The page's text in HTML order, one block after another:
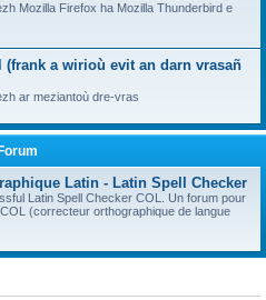
Mozilla Firefox ha Mozilla Thunderbird e
a wirioù evit an darn vrasañ
ar meziantoù dre-vras
Forum
Latin - Latin Spell Checker
Latin Spell Checker COL. Un forum pour
(correcteur orthographique de langue